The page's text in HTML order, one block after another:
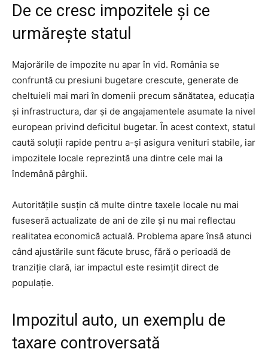
De ce cresc impozitele și ce
urmărește statul
Majorările de impozite nu apar în vid. România se
confruntă cu presiuni bugetare crescute, generate de
cheltuieli mai mari în domenii precum sănătatea, educația
și infrastructura, dar și de angajamentele asumate la nivel
european privind deficitul bugetar. În acest context, statul
caută soluții rapide pentru a-și asigura venituri stabile, iar
impozitele locale reprezintă una dintre cele mai la
îndemână pârghii.
Autoritățile susțin că multe dintre taxele locale nu mai
fuseseră actualizate de ani de zile și nu mai reflectau
realitatea economică actuală. Problema apare însă atunci
când ajustările sunt făcute brusc, fără o perioadă de
tranziție clară, iar impactul este resimțit direct de
populație.
Impozitul auto, un exemplu de
taxare controversată